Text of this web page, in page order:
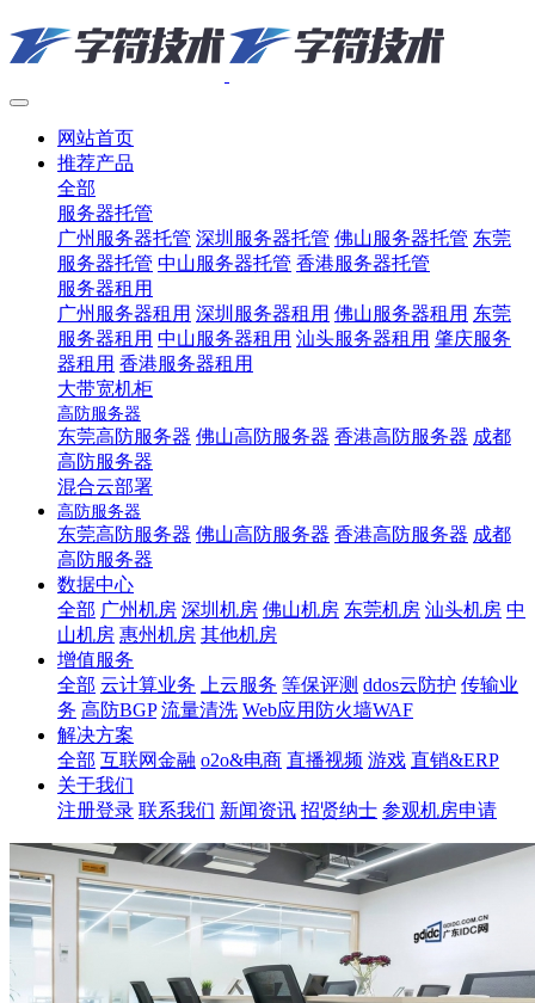
网站首页
推荐产品
全部
服务器托管
广州服务器托管 深圳服务器托管 佛山服务器托管 东莞
服务器托管 中山服务器托管 香港服务器托管
服务器租用
广州服务器租用 深圳服务器租用 佛山服务器租用 东莞
服务器租用 中山服务器租用 汕头服务器租用 肇庆服务
器租用 香港服务器租用
大带宽机柜
高防服务器
东莞高防服务器 佛山高防服务器 香港高防服务器 成都
高防服务器
混合云部署
高防服务器
东莞高防服务器 佛山高防服务器 香港高防服务器 成都
高防服务器
数据中心
全部 广州机房 深圳机房 佛山机房 东莞机房 汕头机房 中
山机房 惠州机房 其他机房
增值服务
全部 云计算业务 上云服务 等保评测 ddos云防护 传输业
务 高防BGP 流量清洗 Web应用防火墙WAF
解决方案
全部 互联网金融 o2o&电商 直播视频 游戏 直销&ERP
关于我们
注册登录 联系我们 新闻资讯 招贤纳士 参观机房申请